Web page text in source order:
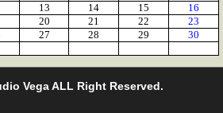
13 14 15
16
20 21 22
23
27 28 29
30
Vega ALL Right Reserved.